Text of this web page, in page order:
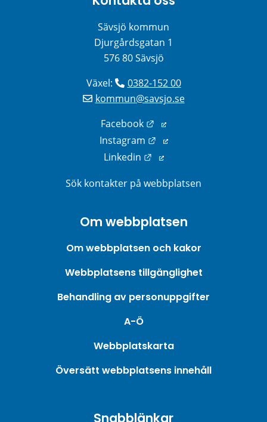
Sävsjö kommun
Djurgårdsgatan 1
576 80 Sävsjö
Växel:
0382-152 00
kommun@savsjo.se
Facebook
Länk till annan
Instagram
Länk till annan
Linkedin
Länk till annan webbplats.
Sök kontakter på webbplatsen
Om webbplatsen
Om webbplatsen och kakor
Webbplatsens tillgänglighet
Behandling av personuppgifter
A-Ö
Webbplatskarta
Översätt webbplatsens innehåll
Snabblänkar